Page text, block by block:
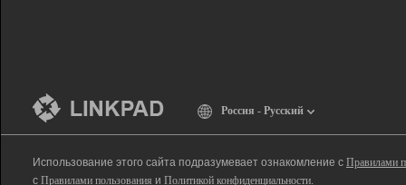
Россия - Русский
Использование этого сайта подразумевает ознакомление с Правилами
с Правилами пользования и Политикой конфиденциальности.